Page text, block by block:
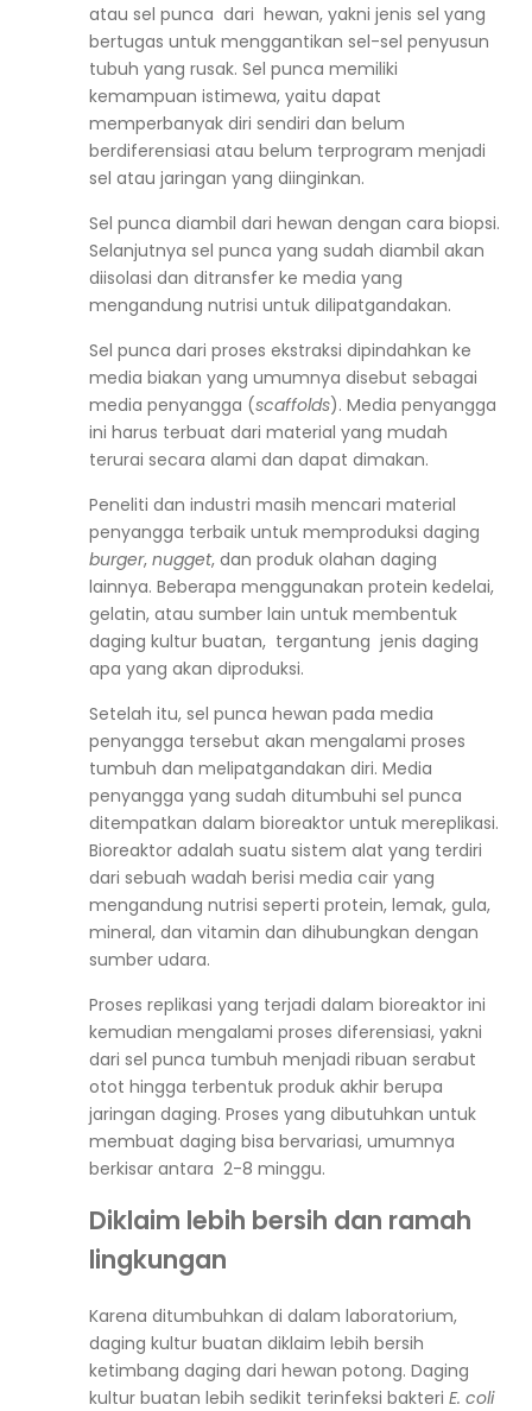
atau sel punca dari hewan, yakni jenis sel yang
bertugas untuk menggantikan sel-sel penyusun
tubuh yang rusak. Sel punca memiliki
kemampuan istimewa, yaitu dapat
memperbanyak diri sendiri dan belum
berdiferensiasi atau belum terprogram menjadi
sel atau jaringan yang diinginkan.
Sel punca diambil dari hewan dengan cara biopsi.
Selanjutnya sel punca yang sudah diambil akan
diisolasi dan ditransfer ke media yang
mengandung nutrisi untuk dilipatgandakan.
Sel punca dari proses ekstraksi dipindahkan ke
media biakan yang umumnya disebut sebagai
media penyangga (scaffolds). Media penyangga
ini harus terbuat dari material yang mudah
terurai secara alami dan dapat dimakan.
Peneliti dan industri masih mencari material
penyangga terbaik untuk memproduksi daging
burger, nugget, dan produk olahan daging
lainnya. Beberapa menggunakan protein kedelai,
gelatin, atau sumber lain untuk membentuk
daging kultur buatan, tergantung jenis daging
apa yang akan diproduksi.
Setelah itu, sel punca hewan pada media
penyangga tersebut akan mengalami proses
tumbuh dan melipatgandakan diri. Media
penyangga yang sudah ditumbuhi sel punca
ditempatkan dalam bioreaktor untuk mereplikasi.
Bioreaktor adalah suatu sistem alat yang terdiri
dari sebuah wadah berisi media cair yang
mengandung nutrisi seperti protein, lemak, gula,
mineral, dan vitamin dan dihubungkan dengan
sumber udara.
Proses replikasi yang terjadi dalam bioreaktor ini
kemudian mengalami proses diferensiasi, yakni
dari sel punca tumbuh menjadi ribuan serabut
otot hingga terbentuk produk akhir berupa
jaringan daging. Proses yang dibutuhkan untuk
membuat daging bisa bervariasi, umumnya
berkisar antara 2-8 minggu.
Diklaim lebih bersih dan ramah
lingkungan
Karena ditumbuhkan di dalam laboratorium,
daging kultur buatan diklaim lebih bersih
ketimbang daging dari hewan potong. Daging
kultur buatan lebih sedikit terinfeksi bakteri E. coli